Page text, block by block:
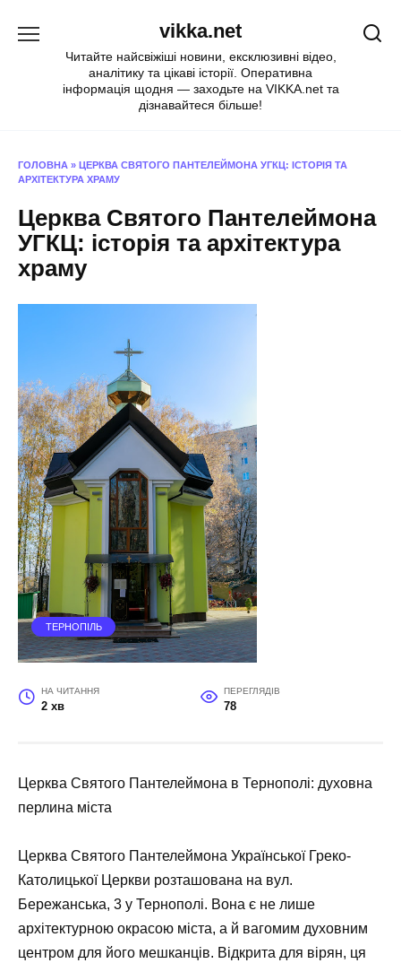
vikka.net
Читайте найсвіжіші новини, ексклюзивні відео,
аналітику та цікаві історії. Оперативна
інформація щодня — заходьте на VIKKA.net та
дізнавайтеся більше!
ГОЛОВНА » ЦЕРКВА СВЯТОГО ПАНТЕЛЕЙМОНА УГКЦ: ІСТОРІЯ ТА
АРХІТЕКТУРА ХРАМУ
Церква Святого Пантелеймона
УГКЦ: історія та архітектура
храму
ТЕРНОПІЛЬ
НА ЧИТАННЯ
2 хв
ПЕРЕГЛЯДІВ
78
Церква Святого Пантелеймона в Тернополі: духовна
перлина міста
Церква Святого Пантелеймона Української Греко-
Католицької Церкви розташована на вул.
Бережанська, 3 у Тернополі. Вона є не лише
архітектурною окрасою міста, а й вагомим духовним
центром для його мешканців. Відкрита для вірян, ця